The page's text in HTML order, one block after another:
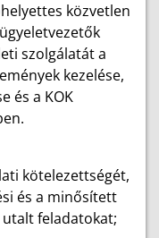
közvetlen
szolgálatát a
kezelése,
és a KOK
kötelezettségét,
és a minősített
feladatokat;